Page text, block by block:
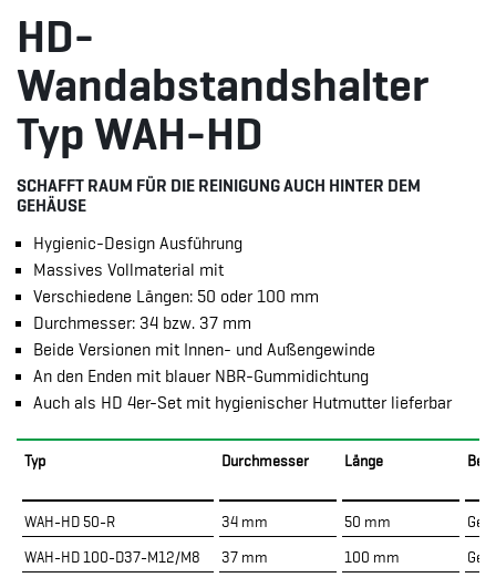
HD-
Wandabstandshalter
Typ WAH-HD
SCHAFFT RAUM FÜR DIE REINIGUNG AUCH HINTER DEM
GEHÄUSE
Hygienic-Design Ausführung
Massives Vollmaterial mit
Verschiedene Längen: 50 oder 100 mm
Durchmesser: 34 bzw. 37 mm
Beide Versionen mit Innen- und Außengewinde
An den Enden mit blauer NBR-Gummidichtung
Auch als HD 4er-Set mit hygienischer Hutmutter lieferbar
Typ Durchmesser Länge
WAH-HD 50-R 34 mm 50 mm
WAH-HD 100-D37-M12/M8
37 mm 100 mm